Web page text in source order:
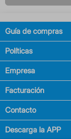
Guía de compras
Políticas
Empresa
Facturación
Contacto
Descarga la APP